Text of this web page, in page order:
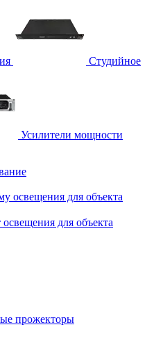
Студийное
Усилители мощности
освещения для объекта
освещения для объекта
прожекторы